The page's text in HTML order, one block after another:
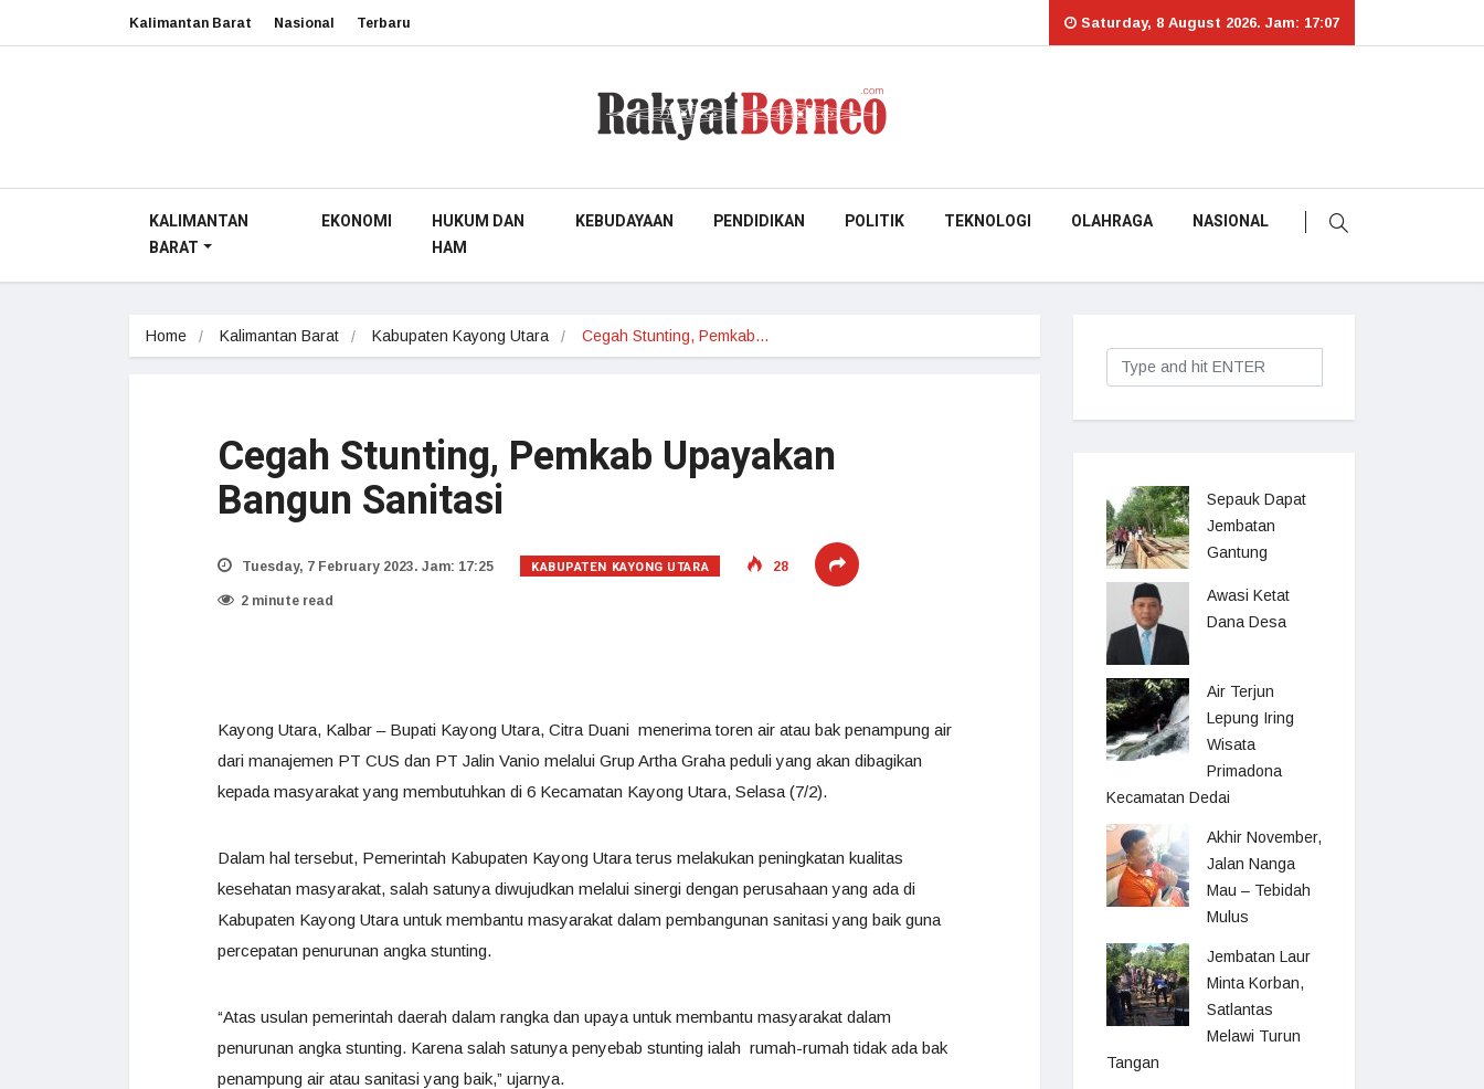
Kalimantan Barat Nasional Terbaru Saturday, 8 August 2026. Jam: 17:07
KALIMANTAN
BARAT
EKONOMI
HUKUM DAN
HAM
KEBUDAYAAN PENDIDIKAN POLITIK TEKNOLOGI OLAHRAGA NASIONAL
Home Kalimantan Barat Kabupaten Kayong Utara Cegah Stunting, Pemkab…
Cegah Stunting, Pemkab Upayakan
Bangun Sanitasi
Tuesday, 7 February 2023. Jam: 17:25 KABUPATEN KAYONG UTARA 28
2 minute read
Kayong Utara, Kalbar – Bupati Kayong Utara, Citra Duani menerima toren air atau bak penampung air
dari manajemen PT CUS dan PT Jalin Vanio melalui Grup Artha Graha peduli yang akan dibagikan
kepada masyarakat yang membutuhkan di 6 Kecamatan Kayong Utara, Selasa (7/2).
Dalam hal tersebut, Pemerintah Kabupaten Kayong Utara terus melakukan peningkatan kualitas
kesehatan masyarakat, salah satunya diwujudkan melalui sinergi dengan perusahaan yang ada di
Kabupaten Kayong Utara untuk membantu masyarakat dalam pembangunan sanitasi yang baik guna
percepatan penurunan angka stunting.
“Atas usulan pemerintah daerah dalam rangka dan upaya untuk membantu masyarakat dalam
penurunan angka stunting. Karena salah satunya penyebab stunting ialah rumah-rumah tidak ada bak
penampung air atau sanitasi yang baik,” ujarnya.
Sepauk Dapat
Jembatan
Gantung
Awasi Ketat
Dana Desa
Air Terjun
Lepung Iring
Wisata
Primadona
Kecamatan Dedai
Akhir November,
Jalan Nanga
Mau – Tebidah
Mulus
Jembatan Laur
Minta Korban,
Satlantas
Melawi Turun
Tangan